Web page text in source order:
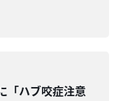
「ハブ咬症注意